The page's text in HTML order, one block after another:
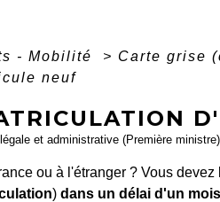
- Mobilité > Carte grise
neuf
et administrative (Première
ou à l'étranger ? Vous
) dans un délai d'un